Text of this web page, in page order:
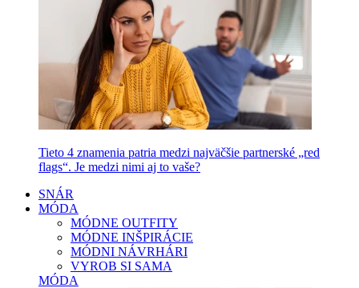
Tieto 4 znamenia patria medzi najväčšie partnerské „red
flags“. Je medzi nimi aj to vaše?
SNÁR
MÓDA
MÓDNE OUTFITY
MÓDNE INŠPIRÁCIE
MÓDNI NÁVRHÁRI
VYROB SI SAMA
MÓDA